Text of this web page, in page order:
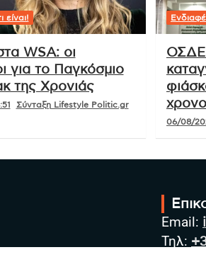
είναι!
WSA: οι
για το Παγκόσμιο
της Χρονιάς
Σύνταξη Lifestyle Politic.gr
ΟΣΔΕ
06/08/
Email:
Τηλ: